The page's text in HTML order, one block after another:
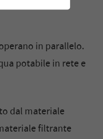
in parallelo.
potabile in rete e
dal materiale
filtrante